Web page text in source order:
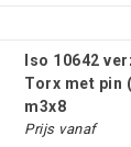
Iso 10642
Torx met pin
m3x8
Prijs vanaf